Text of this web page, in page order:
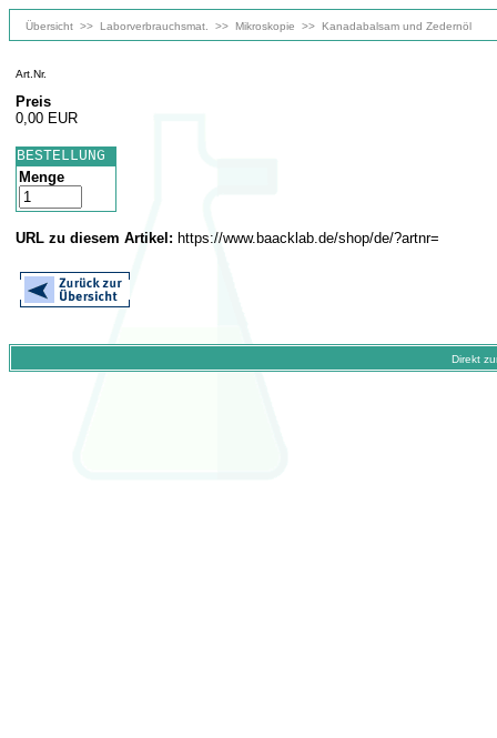
Übersicht >> Laborverbrauchsmat. >> Mikroskopie >> Kanadabalsam und Zedernöl
Art.Nr.
Preis
0,00 EUR
BESTELLUNG
Menge
URL zu diesem Artikel: https://www.baacklab.de/shop/de/?artnr=
Direkt